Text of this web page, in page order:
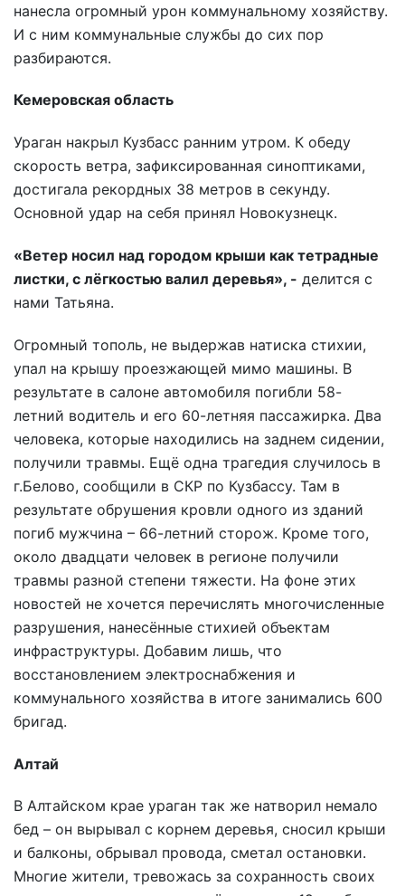
нанесла огромный урон коммунальному хозяйству.
И с ним коммунальные службы до сих пор
разбираются.
Кемеровская область
Ураган накрыл Кузбасс ранним утром. К обеду
скорость ветра, зафиксированная синоптиками,
достигала рекордных 38 метров в секунду.
Основной удар на себя принял Новокузнецк.
«Ветер носил над городом крыши как тетрадные
листки, с лёгкостью валил деревья», - делится с
нами Татьяна.
Огромный тополь, не выдержав натиска стихии,
упал на крышу проезжающей мимо машины. В
результате в салоне автомобиля погибли 58-
летний водитель и его 60-летняя пассажирка. Два
человека, которые находились на заднем сидении,
получили травмы. Ещё одна трагедия случилось в
г.Белово, сообщили в СКР по Кузбассу. Там в
результате обрушения кровли одного из зданий
погиб мужчина – 66-летний сторож. Кроме того,
около двадцати человек в регионе получили
травмы разной степени тяжести. На фоне этих
новостей не хочется перечислять многочисленные
разрушения, нанесённые стихией объектам
инфраструктуры. Добавим лишь, что
восстановлением электроснабжения и
коммунального хозяйства в итоге занимались 600
бригад.
Алтай
В Алтайском крае ураган так же натворил немало
бед – он вырывал с корнем деревья, сносил крыши
и балконы, обрывал провода, сметал остановки.
Многие жители, тревожась за сохранность своих